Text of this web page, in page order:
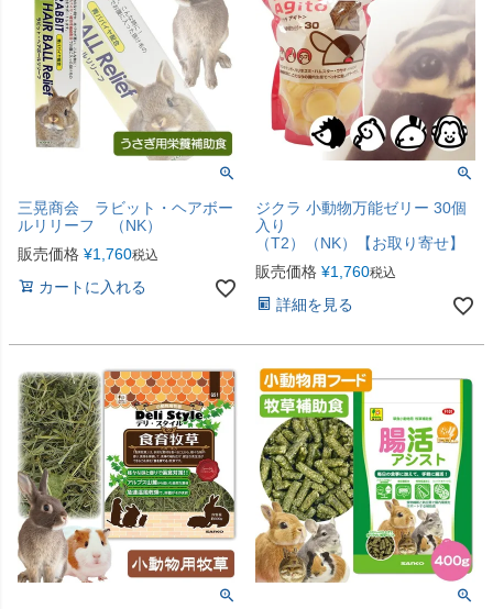
三晃商会 ラビット・ヘアボー
ルリリーフ （NK）
販売価格 ¥1,760税込
カートに入れる
ジクラ 小動物万能ゼリー 30個
入り
（T2）（NK）【お取り寄せ】
販売価格 ¥1,760税込
詳細を見る